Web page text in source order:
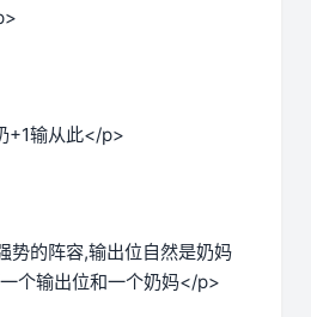
+1输从此</p>
势的阵容,输出位自然是奶妈
个输出位和一个奶妈</p>